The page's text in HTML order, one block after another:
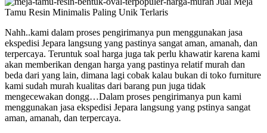
Nahh..kami dalam proses pengirimanya pun menggunakan jasa
ekspedisi Jepara langsung yang pastinya sangat aman, amanah, dan
terpercaya. Teruntuk soal harga juga tak perlu khawatir karena kami
akan memberikan dengan harga yang pastinya relatif murah dan
beda dari yang lain, dimana lagi cobak kalau bukan di toko furniture
kami sudah murah kualitas dari barang pun juga tidak
mengecewakan dongg…Dalam proses pengirimanya pun kami
menggunakan jasa ekspedisi Jepara langsung yang pstinya sangat
aman, amanah, dan terpercaya.